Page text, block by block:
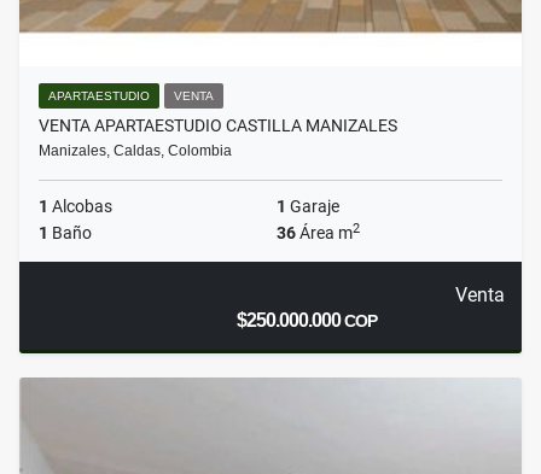
APARTAESTUDIO VENTA
VENTA APARTAESTUDIO CASTILLA MANIZALES
Manizales, Caldas, Colombia
1 Alcobas 1 Garaje
1 Baño 36Área m2
Venta
$250.000.000COP